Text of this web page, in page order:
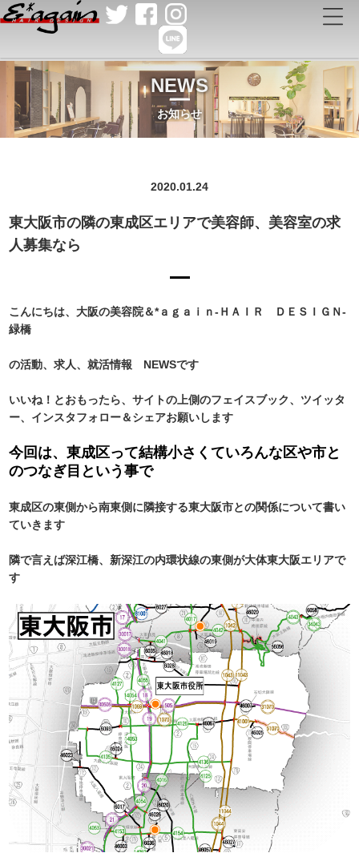
NEWS
お知らせ
2020.01.24
東大阪市の隣の東成区エリアで美容師、美容室の求
人募集なら
こんにちは、大阪の美容院＆*ａｇａｉｎ-ＨＡＩＲ ＤＥＳＩＧＮ-
緑橋
の活動、求人、就活情報 NEWSです
いいね！とおもったら、サイトの上側のフェイスブック、ツイッタ
ー、インスタフォロー＆シェアお願いします
今回は、東成区って結構小さくていろんな区や市と
のつなぎ目という事で
東成区の東側から南東側に隣接する東大阪市との関係について書い
ていきます
隣で言えば深江橋、新深江の内環状線の東側が大体東大阪エリアで
す